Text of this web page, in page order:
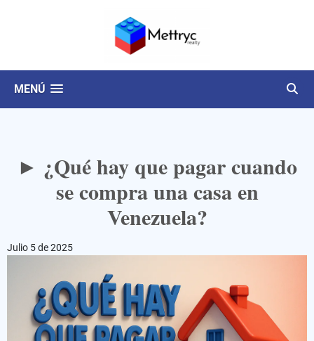
MENÚ
► ¿Qué hay que pagar cuando
se compra una casa en
Venezuela?
Julio 5 de 2025